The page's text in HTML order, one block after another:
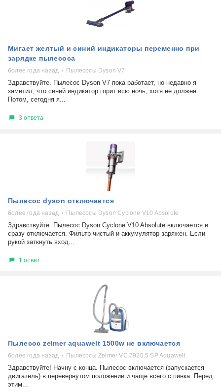
Мигает желтый и синий индикаторы переменно при
зарядке пылесоса
более года назад Пылесосы Dyson V7
Здравствуйте. Пылесос Dyson V7 пока работает, но недавно я
заметил, что синий индикатор горит всю ночь, хотя не должен.
Потом, сегодня я...
3 ответа
Пылесос dyson отключается
более года назад Пылесосы Dyson Cyclone V10 Absolute
Здравствуйте. Пылесос Dyson Cyclone V10 Absolute включается и
сразу отключается. Фильтр чистый и аккумулятор заряжен. Если
рукой заткнуть вход...
1 ответ
Пылесос zelmer aquawelt 1500w не включается
более года назад Пылесосы Zelmer VC 7920.5 SP Aquawelt
Здравствуйте! Начну с конца. Пылесос включается (запускается
двигатель) в перевёрнутом положении и чаще всего с пинка. Перед
этим...